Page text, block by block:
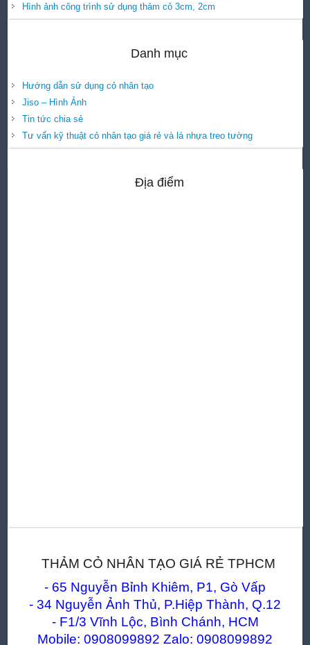
Hình ảnh công trình sử dụng thảm cỏ 3cm, 2cm
Danh mục
Hướng dẫn sử dụng cỏ nhân tạo
Jiso – Hình Ảnh
Tin tức chia sẻ
Tư vấn kỹ thuật cỏ nhân tạo giá rẻ và lá nhựa treo tường
Địa điểm
THẢM CỎ NHÂN TẠO GIÁ RẺ TPHCM
- 65 Nguyễn Bỉnh Khiêm, P1, Gò Vấp
- 34 Nguyễn Ảnh Thủ, P.Hiệp Thành, Q.12
- F1/3 Vĩnh Lộc, Bình Chánh, HCM
Mobile: 0908099892 Zalo: 0908099892